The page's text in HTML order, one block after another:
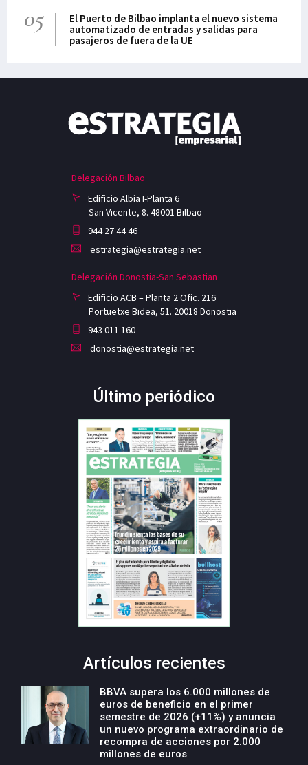
05
El Puerto de Bilbao implanta el nuevo sistema
automatizado de entradas y salidas para
pasajeros de fuera de la UE
Delegación Bilbao
Edificio Albia I-Planta 6
San Vicente, 8. 48001 Bilbao
944 27 44 46
estrategia@estrategia.net
Delegación Donostia-San Sebastian
Edificio ACB – Planta 2 Ofic. 216
Portuetxe Bidea, 51. 20018 Donostia
943 011 160
donostia@estrategia.net
Último periódico
Artículos recientes
BBVA supera los 6.000 millones de
euros de beneficio en el primer
semestre de 2026 (+11%) y anuncia
un nuevo programa extraordinario de
recompra de acciones por 2.000
millones de euros